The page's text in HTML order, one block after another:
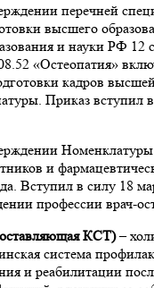
перечней
высшего
и науки РФ 12
«Остеопатия»
кадров
Приказ вступил
и
Вступил в силу 18
профессии врач-
КСТ)–
система
и реабилитации